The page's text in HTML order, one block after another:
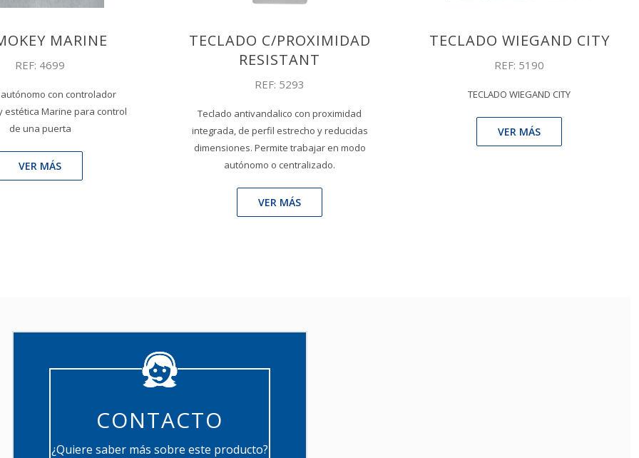
MARINE
REF: 4699
con controlador
estética Marine para control
de una puerta
VER MÁS
TECLADO C/PROXIMIDAD
RESISTANT
REF: 5293
Teclado antivandalico con proximidad
integrada, de perfil estrecho y reducidas
dimensiones. Permite trabajar en modo
autónomo o centralizado.
VER MÁS
TECLADO WIEGAND CITY
REF: 5190
TECLADO WIEGAND CITY
VER MÁS
CONTACTO
¿Quiere saber más sobre este producto?